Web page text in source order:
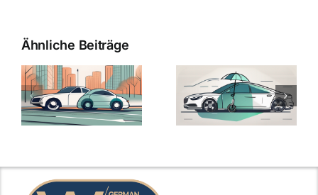
Ähnliche Beiträge